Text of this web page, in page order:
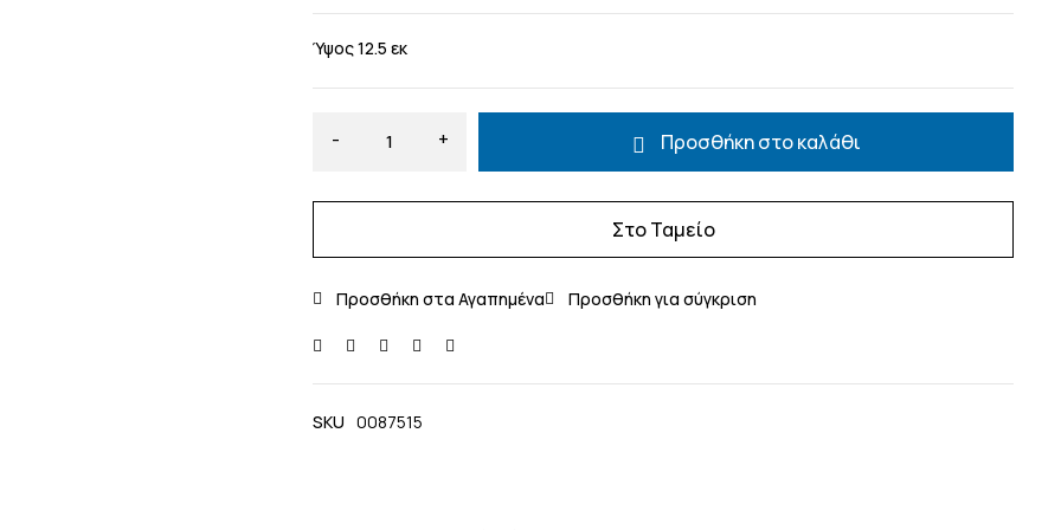
Ύψος 12.5 εκ
Προσθήκη στο καλάθι
Στο Ταμείο
SKU 0087515